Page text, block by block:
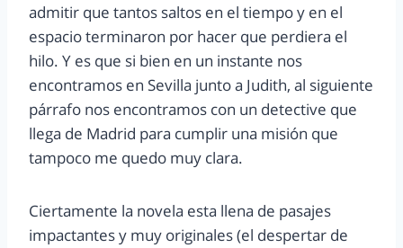
admitir que tantos saltos en el tiempo y en el
espacio terminaron por hacer que perdiera el
hilo. Y es que si bien en un instante nos
encontramos en Sevilla junto a Judith, al siguiente
párrafo nos encontramos con un detective que
llega de Madrid para cumplir una misión que
tampoco me quedo muy clara.
Ciertamente la novela esta llena de pasajes
impactantes y muy originales (el despertar de